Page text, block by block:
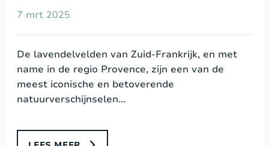
7 mrt 2025
De lavendelvelden van Zuid-Frankrijk, en met
name in de regio Provence, zijn een van de
meest iconische en betoverende
natuurverschijnselen...